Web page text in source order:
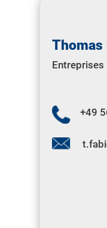
Thomas
Entreprises
+49